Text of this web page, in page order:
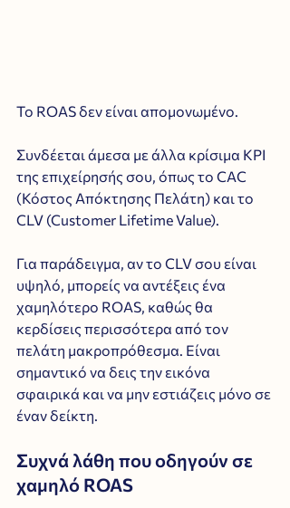
Το ROAS δεν είναι απομονωμένο.
Συνδέεται άμεσα με άλλα κρίσιμα KPI
της επιχείρησής σου, όπως το CAC
(Κόστος Απόκτησης Πελάτη) και το
CLV (Customer Lifetime Value).
Για παράδειγμα, αν το CLV σου είναι
υψηλό, μπορείς να αντέξεις ένα
χαμηλότερο ROAS, καθώς θα
κερδίσεις περισσότερα από τον
πελάτη μακροπρόθεσμα. Είναι
σημαντικό να δεις την εικόνα
σφαιρικά και να μην εστιάζεις μόνο σε
έναν δείκτη.
Συχνά λάθη που οδηγούν σε
χαμηλό ROAS